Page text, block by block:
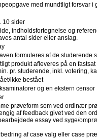
med mundtligt forsvar i
10 sider
indholdsfortegnelse og
antal sider eller anslag.
formuleres af de studerende
produkt afleveres på en
pr. studerende, inkl. votering,
ikke bestået
og en ekstern censor
prøveform som ved ordinær
af feedback givet ved den
essay ved syge/
af case valg eller case